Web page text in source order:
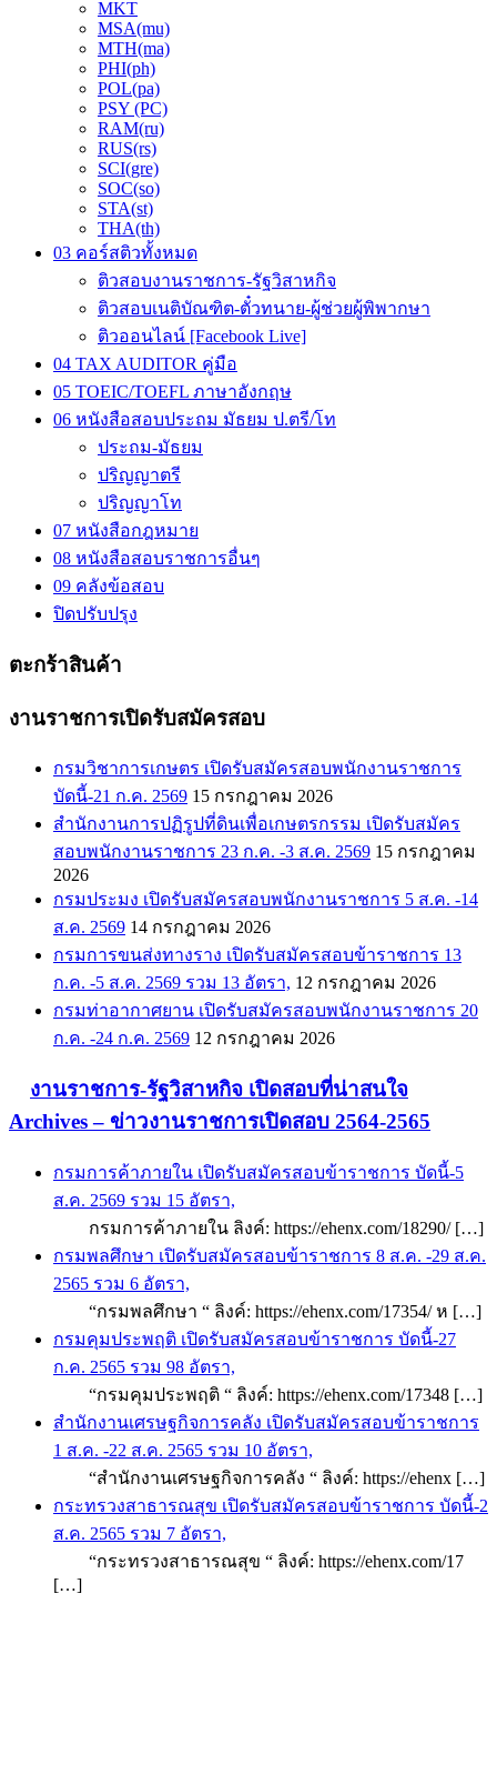
MKT
MSA(mu)
MTH(ma)
PHI(ph)
POL(pa)
PSY (PC)
RAM(ru)
RUS(rs)
SCI(gre)
SOC(so)
STA(st)
THA(th)
03 คอร์สติวทั้งหมด
ติวสอบงานราชการ-รัฐวิสาหกิจ
ติวสอบเนติบัณฑิต-ตั๋วทนาย-ผู้ช่วยผู้พิพากษา
ติวออนไลน์ [Facebook Live]
04 TAX AUDITOR คู่มือ
05 TOEIC/TOEFL ภาษาอังกฤษ
06 หนังสือสอบประถม มัธยม ป.ตรี/โท
ประถม-มัธยม
ปริญญาตรี
ปริญญาโท
07 หนังสือกฎหมาย
08 หนังสือสอบราชการอื่นๆ
09 คลังข้อสอบ
ปิดปรับปรุง
ตะกร้าสินค้า
งานราชการเปิดรับสมัครสอบ
กรมวิชาการเกษตร เปิดรับสมัครสอบพนักงานราชการ
บัดนี้-21 ก.ค. 2569 15 กรกฎาคม 2026
สำนักงานการปฏิรูปที่ดินเพื่อเกษตรกรรม เปิดรับสมัคร
สอบพนักงานราชการ 23 ก.ค. -3 ส.ค. 2569 15 กรกฎาคม
2026
กรมประมง เปิดรับสมัครสอบพนักงานราชการ 5 ส.ค. -14
ส.ค. 2569 14 กรกฎาคม 2026
กรมการขนส่งทางราง เปิดรับสมัครสอบข้าราชการ 13
ก.ค. -5 ส.ค. 2569 รวม 13 อัตรา, 12 กรกฎาคม 2026
กรมท่าอากาศยาน เปิดรับสมัครสอบพนักงานราชการ 20
ก.ค. -24 ก.ค. 2569 12 กรกฎาคม 2026
งานราชการ-รัฐวิสาหกิจ เปิดสอบที่น่าสนใจ
Archives – ข่าวงานราชการเปิดสอบ 2564-2565
กรมการค้าภายใน เปิดรับสมัครสอบข้าราชการ บัดนี้-5
ส.ค. 2569 รวม 15 อัตรา,
กรมการค้าภายใน ลิงค์: https://ehenx.com/18290/ […]
กรมพลศึกษา เปิดรับสมัครสอบข้าราชการ 8 ส.ค. -29 ส.ค.
2565 รวม 6 อัตรา,
“กรมพลศึกษา “ ลิงค์: https://ehenx.com/17354/ ห […]
กรมคุมประพฤติ เปิดรับสมัครสอบข้าราชการ บัดนี้-27
ก.ค. 2565 รวม 98 อัตรา,
“กรมคุมประพฤติ “ ลิงค์: https://ehenx.com/17348 […]
สำนักงานเศรษฐกิจการคลัง เปิดรับสมัครสอบข้าราชการ
1 ส.ค. -22 ส.ค. 2565 รวม 10 อัตรา,
“สำนักงานเศรษฐกิจการคลัง “ ลิงค์: https://ehenx […]
กระทรวงสาธารณสุข เปิดรับสมัครสอบข้าราชการ บัดนี้-2
ส.ค. 2565 รวม 7 อัตรา,
“กระทรวงสาธารณสุข “ ลิงค์: https://ehenx.com/17
[…]